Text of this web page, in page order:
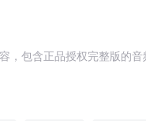
，包含正品授权完整版的